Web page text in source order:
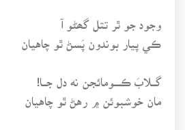
وجود جو ٿر تتل گھڻو آ
ڪي پيار بوندون پَسڻ ٿو چاهيان
گـــلابَ ڪـــــومائجن نه دل جـــا!
مان خوشبوئن ۾ رهڻ ٿو چاهيان